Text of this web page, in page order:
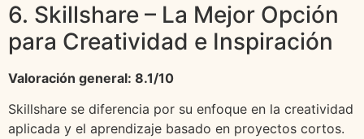
6. Skillshare – La Mejor Opción
para Creatividad e Inspiración
Valoración general: 8.1/10
Skillshare se diferencia por su enfoque en la creatividad
aplicada y el aprendizaje basado en proyectos cortos.